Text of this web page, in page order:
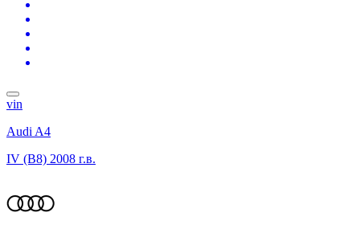
vin
Audi A4
IV (B8) 2008 г.в.